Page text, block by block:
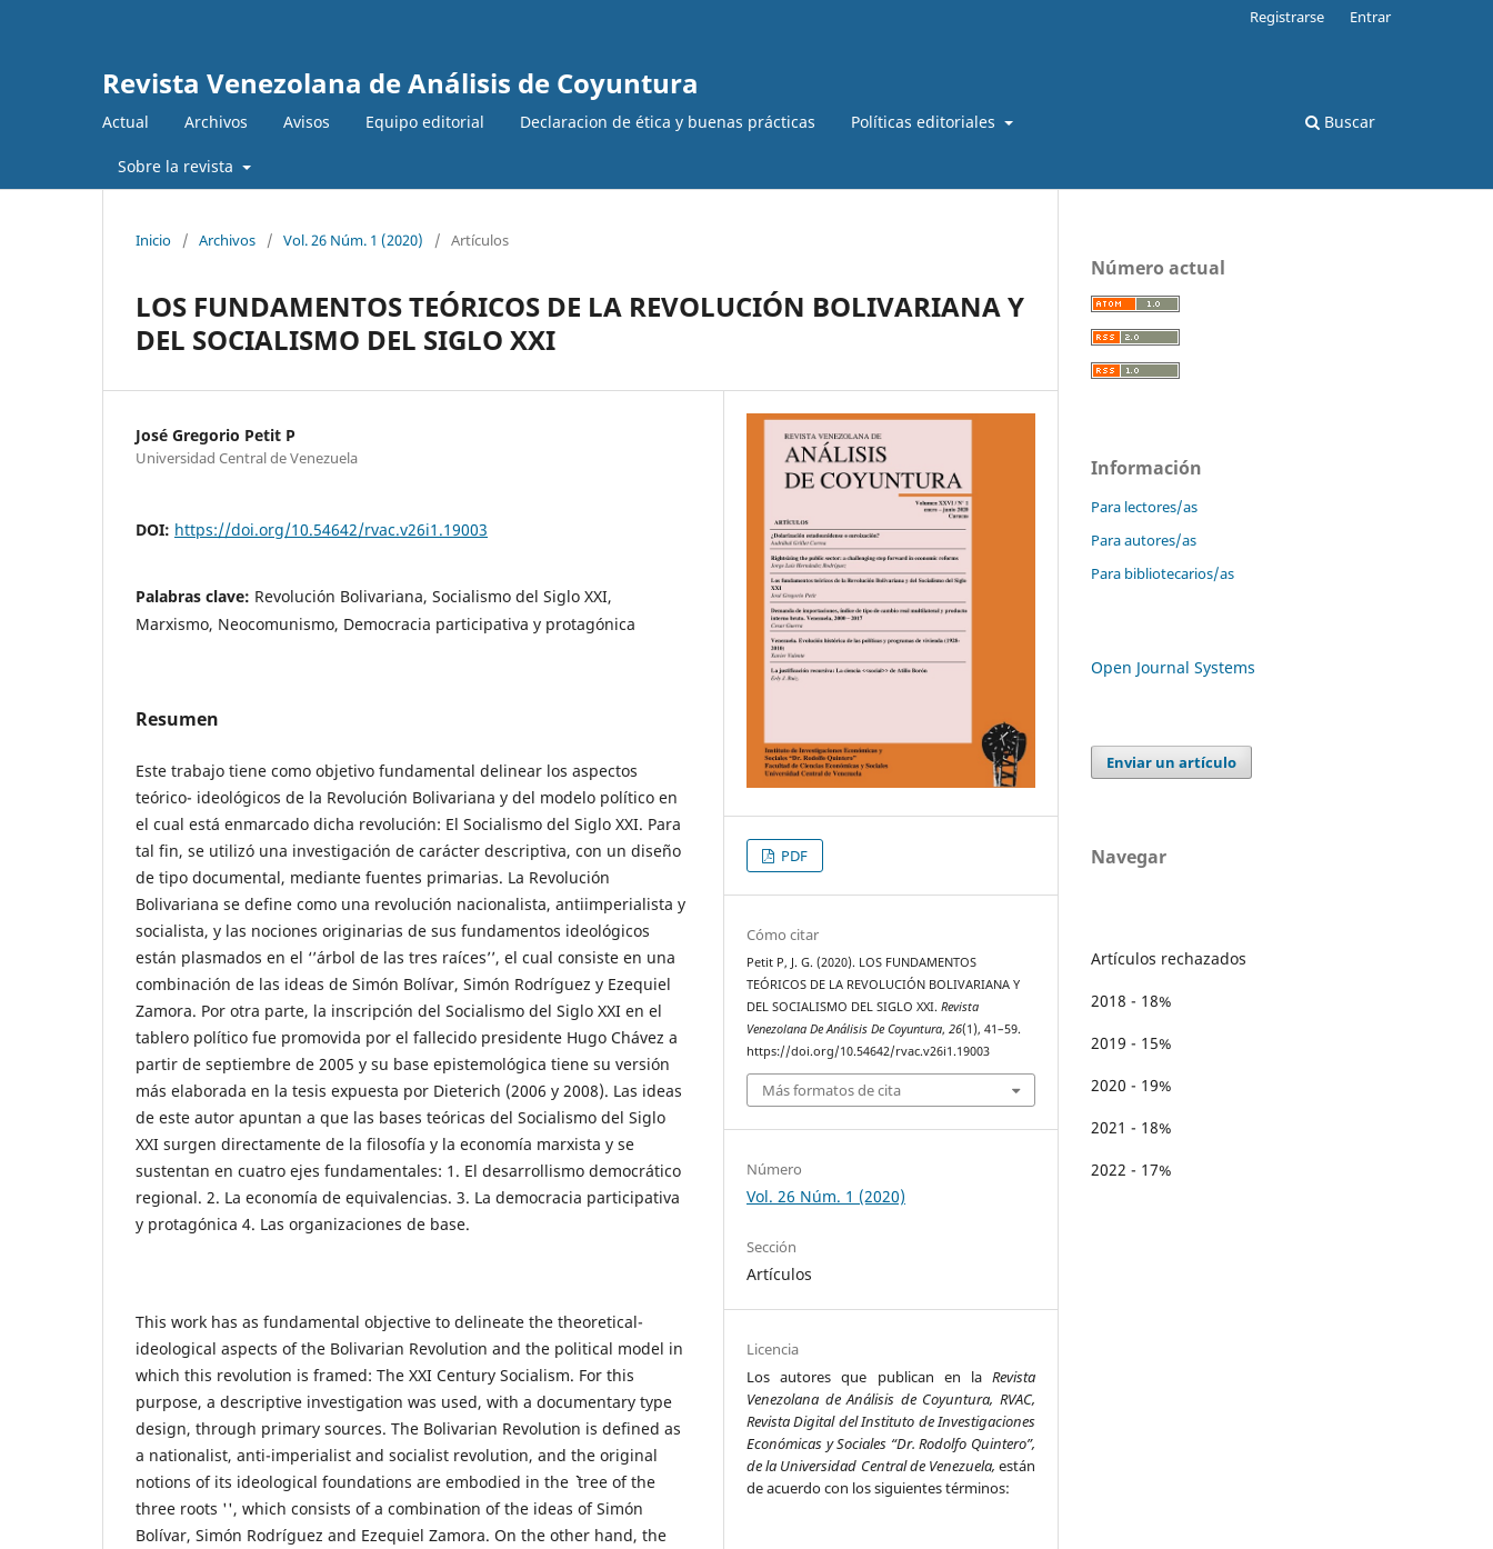
Revista Venezolana de Análisis de Coyuntura
Actual Archivos Avisos Equipo editorial Declaracion de ética y buenas prácticas Políticas editoriales
Sobre la revista
Buscar
Registrarse Entrar
Inicio / Archivos / Vol. 26 Núm. 1 (2020) / Artículos
LOS FUNDAMENTOS TEÓRICOS DE LA REVOLUCIÓN BOLIVARIANA Y
DEL SOCIALISMO DEL SIGLO XXI
José Gregorio Petit P
Universidad Central de Venezuela
DOI: https://doi.org/10.54642/rvac.v26i1.19003
Palabras clave: Revolución Bolivariana, Socialismo del Siglo XXI,
Marxismo, Neocomunismo, Democracia participativa y protagónica
Resumen
Este trabajo tiene como objetivo fundamental delinear los aspectos
teórico- ideológicos de la Revolución Bolivariana y del modelo político en
el cual está enmarcado dicha revolución: El Socialismo del Siglo XXI. Para
tal fin, se utilizó una investigación de carácter descriptiva, con un diseño
de tipo documental, mediante fuentes primarias. La Revolución
Bolivariana se define como una revolución nacionalista, antiimperialista y
socialista, y las nociones originarias de sus fundamentos ideológicos
están plasmados en el ‘’árbol de las tres raíces’’, el cual consiste en una
combinación de las ideas de Simón Bolívar, Simón Rodríguez y Ezequiel
Zamora. Por otra parte, la inscripción del Socialismo del Siglo XXI en el
tablero político fue promovida por el fallecido presidente Hugo Chávez a
partir de septiembre de 2005 y su base epistemológica tiene su versión
más elaborada en la tesis expuesta por Dieterich (2006 y 2008). Las ideas
de este autor apuntan a que las bases teóricas del Socialismo del Siglo
XXI surgen directamente de la filosofía y la economía marxista y se
sustentan en cuatro ejes fundamentales: 1. El desarrollismo democrático
regional. 2. La economía de equivalencias. 3. La democracia participativa
y protagónica 4. Las organizaciones de base.
This work has as fundamental objective to delineate the theoretical-
ideological aspects of the Bolivarian Revolution and the political model in
which this revolution is framed: The XXI Century Socialism. For this
purpose, a descriptive investigation was used, with a documentary type
design, through primary sources. The Bolivarian Revolution is defined as
a nationalist, anti-imperialist and socialist revolution, and the original
notions of its ideological foundations are embodied in the `` tree of the
three roots '', which consists of a combination of the ideas of Simón
Bolívar, Simón Rodríguez and Ezequiel Zamora. On the other hand, the
PDF
Cómo citar
Petit P, J. G. (2020). LOS FUNDAMENTOS
TEÓRICOS DE LA REVOLUCIÓN BOLIVARIANA Y
DEL SOCIALISMO DEL SIGLO XXI.Revista
Venezolana De Análisis De Coyuntura,26(1), 41–59.
https://doi.org/10.54642/rvac.v26i1.19003
Más formatos de cita
Número
Vol. 26 Núm. 1 (2020)
Sección
Artículos
Licencia
Los autores que publican en la Revista
Venezolana de Análisis de Coyuntura, RVAC,
Revista Digital del Instituto de Investigaciones
Económicas y Sociales “Dr. Rodolfo Quintero”,
de la Universidad Central de Venezuela, están
de acuerdo con los siguientes términos:
Número actual
Información
Para lectores/as
Para autores/as
Para bibliotecarios/as
Open Journal Systems
Enviar un artículo
Navegar
Artículos rechazados
2018 - 18%
2019 - 15%
2020 - 19%
2021 - 18%
2022 - 17%